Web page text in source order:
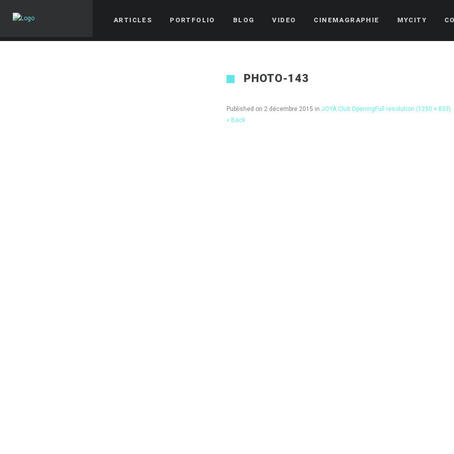
ARTICLES PORTFOLIO BLOG VIDEO CINEMAGRAPHIE MYCITY
PHOTO-143
Published on 2 décembre 2015 in JOYA Club Opening Full resolution (1250 × 833)
« Back